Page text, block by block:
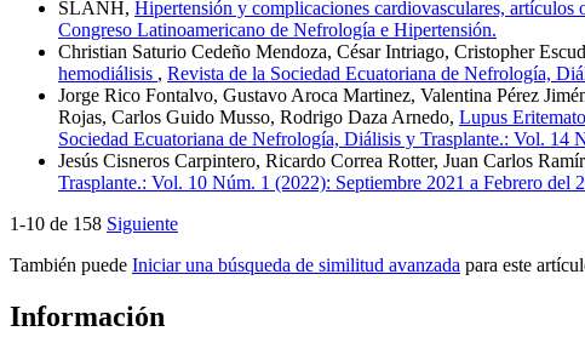
SLANH, Hipertensión y complicaciones cardiovasculares, artículos
Congreso Latinoamericano de Nefrología e Hipertensión.
Christian Saturio Cedeño Mendoza, César Intriago, Cristopher
hemodiálisis , Revista de la Sociedad Ecuatoriana de Nefrología,
Jorge Rico Fontalvo, Gustavo Aroca Martinez, Valentina Pérez
Rojas, Carlos Guido Musso, Rodrigo Daza Arnedo, Lupus
Sociedad Ecuatoriana de Nefrología, Diálisis y Trasplante.: Vol. 14
Jesús Cisneros Carpintero, Ricardo Correa Rotter, Juan Carlos
Trasplante.: Vol. 10 Núm. 1 (2022): Septiembre 2021 a Febrero del
1-10 de 158 Siguiente
También puede Iniciar una búsqueda de similitud avanzada para este
Información